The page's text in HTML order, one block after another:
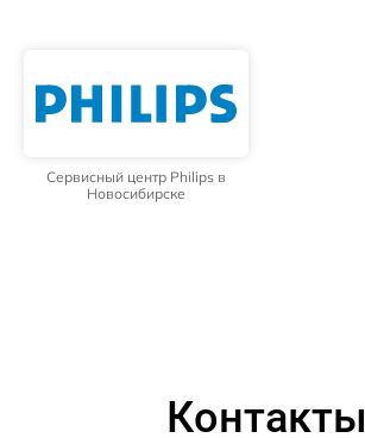
Сервисный центр Philips в
Новосибирске
Контакты